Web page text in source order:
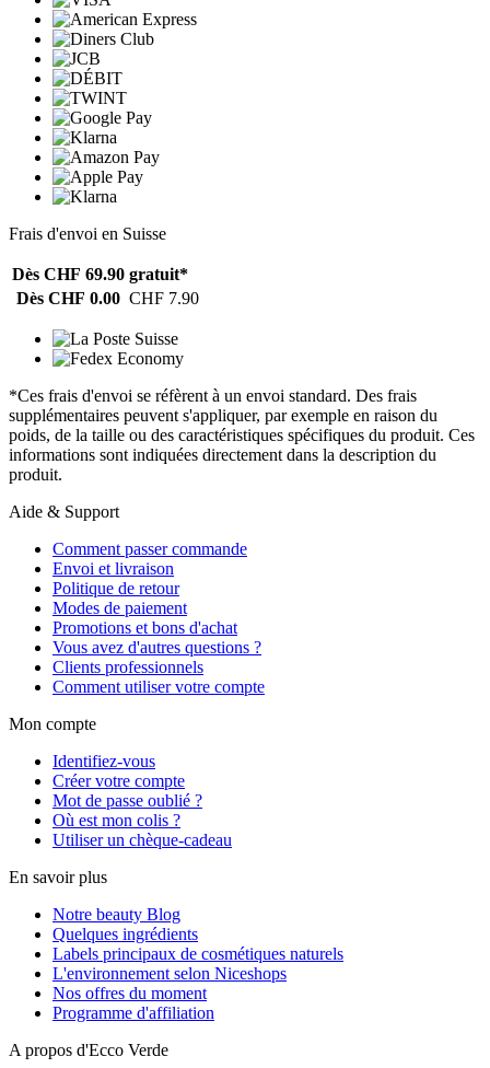
Frais d'envoi en Suisse
Dès CHF 69.90 gratuit*
Dès CHF 0.00 CHF 7.90
*Ces frais d'envoi se réfèrent à un envoi standard. Des frais
supplémentaires peuvent s'appliquer, par exemple en raison du
poids, de la taille ou des caractéristiques spécifiques du produit. Ces
informations sont indiquées directement dans la description du
produit.
Aide & Support
Comment passer commande
Envoi et livraison
Politique de retour
Modes de paiement
Promotions et bons d'achat
Vous avez d'autres questions ?
Clients professionnels
Comment utiliser votre compte
Mon compte
Identifiez-vous
Créer votre compte
Mot de passe oublié ?
Où est mon colis ?
Utiliser un chèque-cadeau
En savoir plus
Notre beauty Blog
Quelques ingrédients
Labels principaux de cosmétiques naturels
L'environnement selon Niceshops
Nos offres du moment
Programme d'affiliation
A propos d'Ecco Verde